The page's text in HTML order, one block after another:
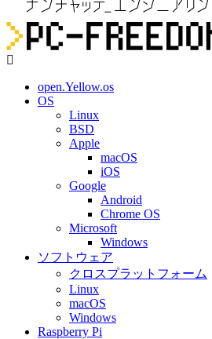
open.Yellow.os
OS
Linux
BSD
Apple
macOS
iOS
Google
Android
Chrome OS
Microsoft
Windows
ソフトウェア
クロスプラットフォーム
Linux
macOS
Windows
Raspberry Pi